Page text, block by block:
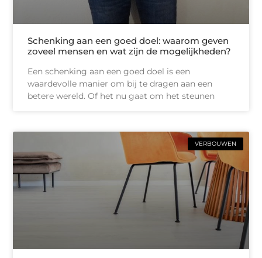
Schenking aan een goed doel: waarom geven
zoveel mensen en wat zijn de mogelijkheden?
Een schenking aan een goed doel is een
waardevolle manier om bij te dragen aan een
betere wereld. Of het nu gaat om het steunen
VERBOUWEN